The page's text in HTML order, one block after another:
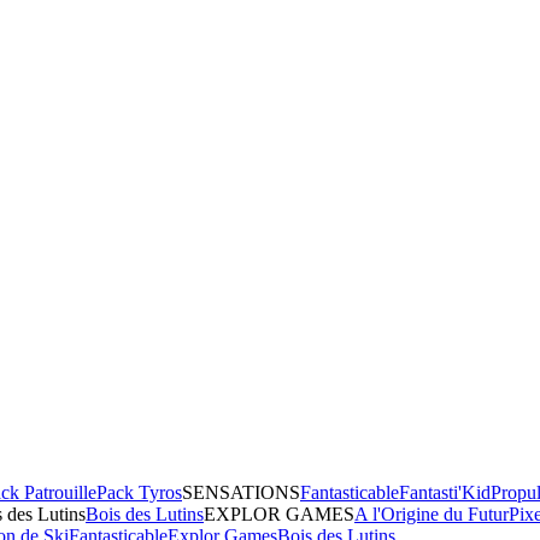
PatrouillePack TyrosSENSATIONSFantasticableFantasti'Kid
des LutinsBois des LutinsEXPLOR GAMESA l'Origine du Futur
de SkiFantasticableExplor GamesBois des Lutins